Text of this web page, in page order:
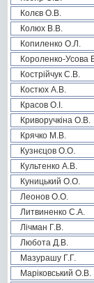
Колєв О.В.
Колюх В.В.
Копиленко О.Л.
Короленко-Усова
Кострійчук С.В.
Костюх А.В.
Красов О.І.
Криворучкіна О.В.
Крячко М.В.
Кузнєцов О.О.
Культенко А.В.
Куницький О.О.
Леонов О.О.
Литвиненко С.А.
Лічман Г.В.
Любота Д.В.
Мазурашу Г.Г.
Маріковський О.В.